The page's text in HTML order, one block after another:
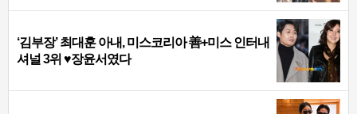
‘김부장’ 최대훈 아내, 미스코리아 善+미스 인터내
셔널 3위 ♥장윤서였다